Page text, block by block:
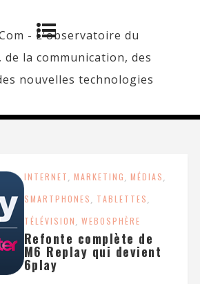
INTERNET, MARKETING, MÉDIAS,
SMARTPHONES, TABLETTES,
TÉLÉVISION, WEBOSPHÈRE
Refonte complète de
M6 Replay qui devient
6play